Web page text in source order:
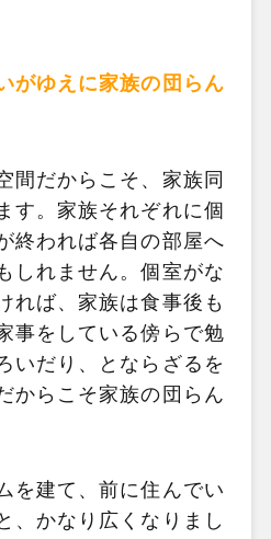
がゆえに家族の団らん
間だからこそ、家族同
す。家族それぞれに個
終われば各自の部屋へ
しれません。個室がな
れば、家族は食事後も
事をしている傍らで勉
いだり、とならざるを
からこそ家族の団らん
を建て、前に住んでい
、かなり広くなりまし